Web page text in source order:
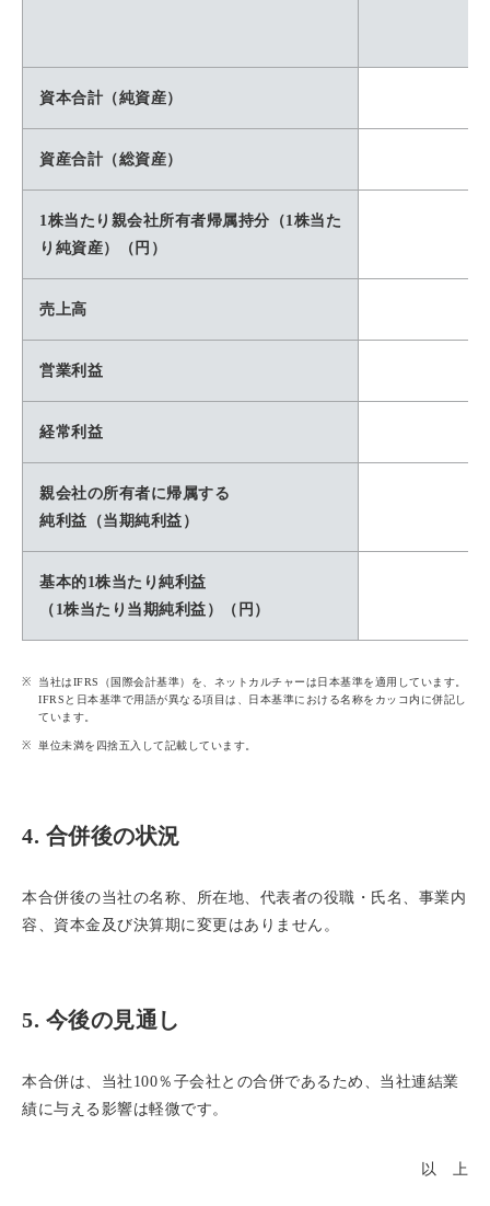
資本合計（純資産）
資産合計（総資産）
1株当たり親会社所有者帰属持分（1株当た
り純資産）（円）
売上高
営業利益
経常利益
親会社の所有者に帰属する
純利益（当期純利益）
基本的1株当たり純利益
（1株当たり当期純利益）（円）
当社はIFRS（国際会計基準）を、ネットカルチャーは日本基準を適用しています。
IFRSと日本基準で用語が異なる項目は、日本基準における名称をカッコ内に併記し
ています。
単位未満を四捨五入して記載しています。
4. 合併後の状況
本合併後の当社の名称、所在地、代表者の役職・氏名、事業内
容、資本金及び決算期に変更はありません。
5. 今後の見通し
本合併は、当社100％子会社との合併であるため、当社連結業
績に与える影響は軽微です。
以 上